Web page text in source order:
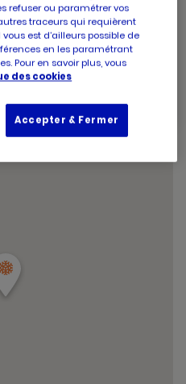
14:30-19:30
09:00-13:00
14:30-19:30
09:00-19:30
09:00
09:00-12:45
09:00 -19:30
les
refuser ou paramétrer vos
traceurs qui requièrent
est d’ailleurs possible de
en les paramétrant
Pour en savoir plus, vous
des cookies
Accepter & Fermer